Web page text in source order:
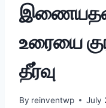
உரையை
தீர்வு
By reinventwp July